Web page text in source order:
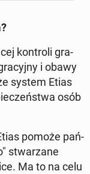
kon­tro­li gra­
i obawy
system Etias
osób
pomoże pań­
stwa­rza­ne
Ma to na celu